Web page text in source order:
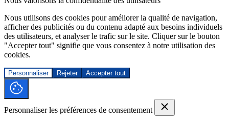
Nous utilisons des cookies pour améliorer la qualité de navigation,
afficher des publicités ou du contenu adapté aux besoins individuels
des utilisateurs, et analyser le trafic sur le site. Cliquer sur le bouton
"Accepter tout" signifie que vous consentez à notre utilisation des
cookies.
Personnaliser Rejeter Accepter tout
Personnaliser les préférences de consentement